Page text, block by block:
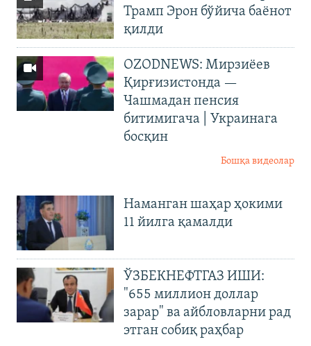
Трамп Эрон бўйича баёнот
қилди
OZODNEWS: Мирзиёев
Қирғизистонда —
Чашмадан пенсия
битимигача | Украинага
босқин
Бошқа видеолар
Наманган шаҳар ҳокими
11 йилга қамалди
ЎЗБЕКНЕФТГАЗ ИШИ:
"655 миллион доллар
зарар" ва айбловларни рад
этган собиқ раҳбар